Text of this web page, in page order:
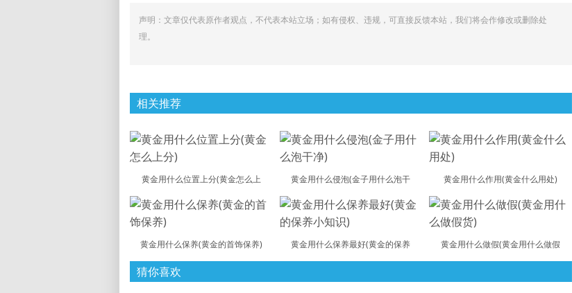
声明：文章仅代表原作者观点，不代表本站立场；如有侵权、违规，可直接反馈本站，我们将会作修改或删除处
理。
相关推荐
黄金用什么位置上分(黄金怎么上 黄金用什么侵泡(金子用什么泡干 黄金用什么作用(黄金什么用处)
黄金用什么保养(黄金的首饰保养) 黄金用什么保养最好(黄金的保养 黄金用什么做假(黄金用什么做假
猜你喜欢